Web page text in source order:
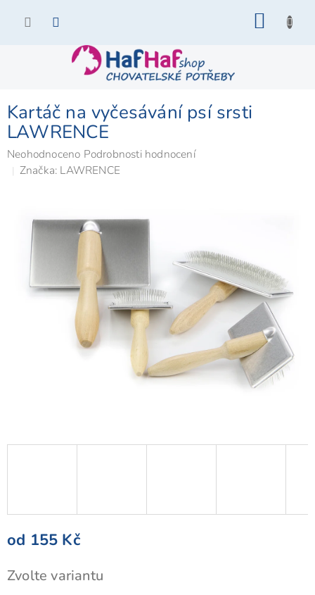
Kartáč na vyčesávání psí srsti
LAWRENCE
Průměrné
hodnocení
Neohodnoceno Podrobnosti hodnocení
Značka: LAWRENCE
od 155 Kč
cena:
Zvolte variantu